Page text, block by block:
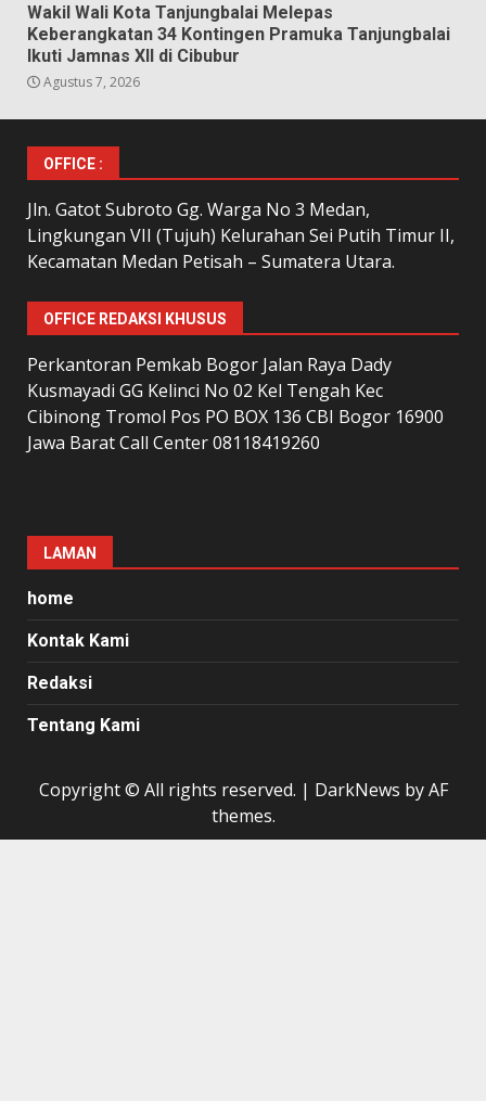
Wakil Wali Kota Tanjungbalai Melepas
Keberangkatan 34 Kontingen Pramuka Tanjungbalai
Ikuti Jamnas XII di Cibubur
Agustus 7, 2026
OFFICE :
Jln. Gatot Subroto Gg. Warga No 3 Medan,
Lingkungan VII (Tujuh) Kelurahan Sei Putih Timur II,
Kecamatan Medan Petisah – Sumatera Utara.
OFFICE REDAKSI KHUSUS
Perkantoran Pemkab Bogor Jalan Raya Dady
Kusmayadi GG Kelinci No 02 Kel Tengah Kec
Cibinong Tromol Pos PO BOX 136 CBI Bogor 16900
Jawa Barat Call Center 08118419260
LAMAN
home
Kontak Kami
Redaksi
Tentang Kami
Copyright © All rights reserved. | DarkNews by AF
themes.